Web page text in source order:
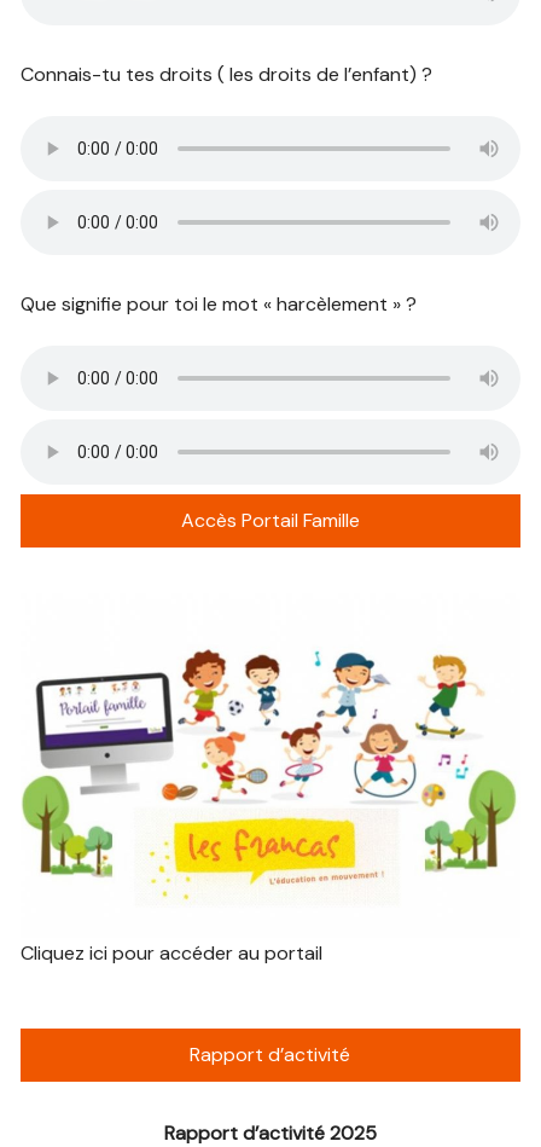
Connais-tu tes droits ( les droits de l’enfant) ?
Que signifie pour toi le mot « harcèlement » ?
Accès Portail Famille
Cliquez ici pour accéder au portail
Rapport d’activité
Rapport d’activité 2025